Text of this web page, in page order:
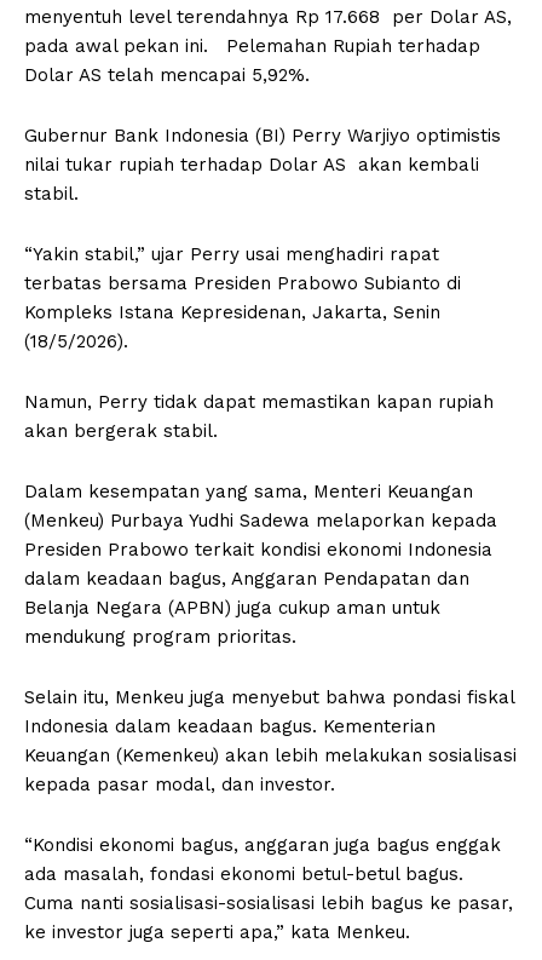
menyentuh level terendahnya Rp 17.668 per Dolar AS,
pada awal pekan ini. Pelemahan Rupiah terhadap
Dolar AS telah mencapai 5,92%.
Gubernur Bank Indonesia (BI) Perry Warjiyo optimistis
nilai tukar rupiah terhadap Dolar AS akan kembali
stabil.
“Yakin stabil,” ujar Perry usai menghadiri rapat
terbatas bersama Presiden Prabowo Subianto di
Kompleks Istana Kepresidenan, Jakarta, Senin
(18/5/2026).
Namun, Perry tidak dapat memastikan kapan rupiah
akan bergerak stabil.
Dalam kesempatan yang sama, Menteri Keuangan
(Menkeu) Purbaya Yudhi Sadewa melaporkan kepada
Presiden Prabowo terkait kondisi ekonomi Indonesia
dalam keadaan bagus, Anggaran Pendapatan dan
Belanja Negara (APBN) juga cukup aman untuk
mendukung program prioritas.
Selain itu, Menkeu juga menyebut bahwa pondasi fiskal
Indonesia dalam keadaan bagus. Kementerian
Keuangan (Kemenkeu) akan lebih melakukan sosialisasi
kepada pasar modal, dan investor.
“Kondisi ekonomi bagus, anggaran juga bagus enggak
ada masalah, fondasi ekonomi betul-betul bagus.
Cuma nanti sosialisasi-sosialisasi lebih bagus ke pasar,
ke investor juga seperti apa,” kata Menkeu.